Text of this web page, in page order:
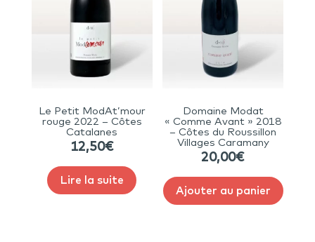
Le Petit ModAt’mour
rouge 2022 – Côtes
Catalanes
12,50€
Lire la suite
Domaine Modat
« Comme Avant » 2018
– Côtes du Roussillon
Villages Caramany
20,00€
Ajouter au panier